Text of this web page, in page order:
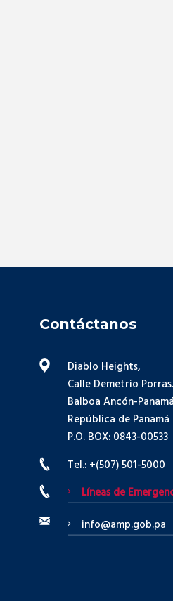
Contáctanos
Diablo Heights,
Calle Demetrio Porras.
Balboa Ancón-
República de Panamá
P.O. BOX: 0843-00533
Tel.: +(507) 501-5000
Líneas de
info@amp.gob.pa